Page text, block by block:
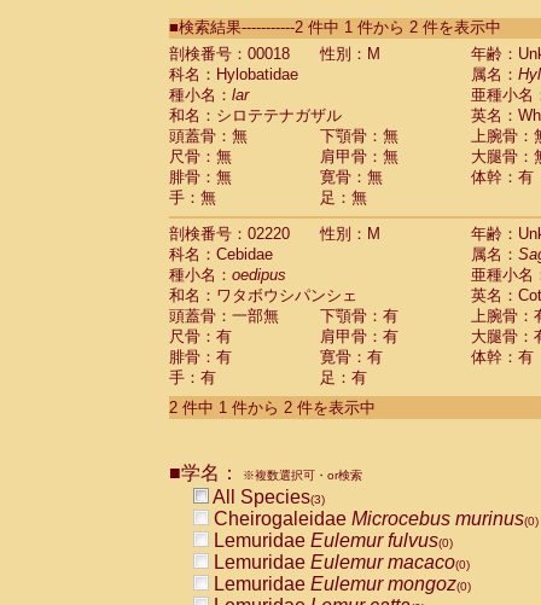
CebidaeSaguinus labiatus(0)
Cebidae Saguinus leucopus (0)
CebidaeSaguinus midas
Cebidae
CebidaeSaguinus nigricollis (0)
Cebidae Saguinus oedipus
Cebidae Saguinus weddelli
Cebidae Saguinusspp.
Cebidae Aotus trivirgatus
Cebidae Cebus albifrons
Cebidae
Cebidae
CebidaeCebus nigrivittatus
Cebidae Cebusspp.(0)
Cebidae Saimiri boliviensis
Cebidae Saimiri sciureus
Atelidae Alouatta caraya
AtelidaeAlouatta fusca
AtelidaeAlouatta seniculus
AtelidaeAteles belzebuth
AtelidaeAteles geoffroyi
AtelidaeAteles paniscus(0)
AtelidaeAtelesspp. (0)
AtelidaeLagothrix lagothricha
AtelidaeLagothrix lagothricha cana
PitheciidaeCacajao calvus
■検索結果-----------2 件中 1 件から 2 件を表示中
剖検番号：00018
性別：M
年齢：
科名：Hylobatidae
属名：
種小名： lar
亜種小名
和名：シロテテナガザル
英名：
頭蓋骨：無
下顎骨：無
上腕骨：
尺骨：無
肩甲骨：無
大腿骨：
腓骨：無
寛骨：無
体幹：有
手：無
足：無
剖検番号：02220
性別：M
年齢：
科名：Cebidae
属名：
種小名： oedipus
亜種小名
和名：ワタボウシパンシェ
英名：
頭蓋骨：一部無
下顎骨：有
上腕骨：
尺骨：有
肩甲骨：有
大腿骨：
腓骨：有
寛骨：有
体幹：有
手：有
足：有
2 件中 1 件から 2 件を表示中
■学名： ※複数選択可・or検索
All Species(3)
Cheirogaleidae Microcebus murinus(0)
Lemuridae Eulemur fulvus(0)
Lemuridae Eulemur macaco(0)
Lemuridae Eulemur mongoz(0)